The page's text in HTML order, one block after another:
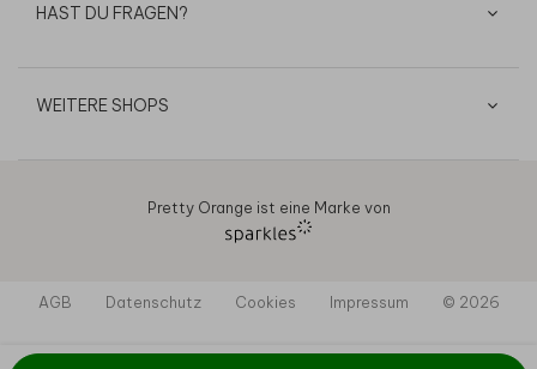
HAST DU FRAGEN?
WEITERE SHOPS
Pretty Orange ist eine Marke von
AGB Datenschutz Cookies Impressum © 2026